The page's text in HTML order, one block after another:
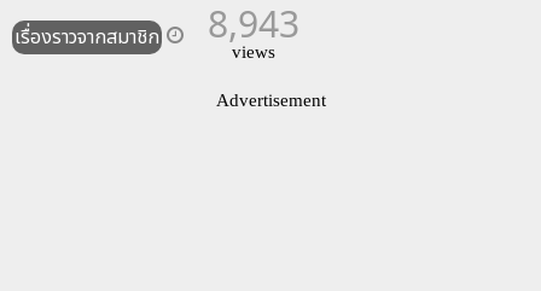
เรื่องราวจากสมาชิก 8,943
views
Advertisement